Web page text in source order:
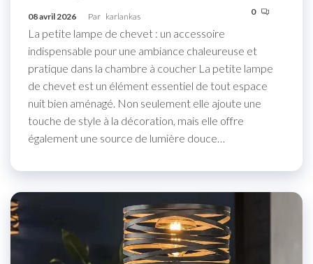
08 avril 2026 Par karlankas 0
La petite lampe de chevet : un accessoire
indispensable pour une ambiance chaleureuse et
pratique dans la chambre à coucher La petite lampe
de chevet est un élément essentiel de tout espace
nuit bien aménagé. Non seulement elle ajoute une
touche de style à la décoration, mais elle offre
également une source de lumière douce…